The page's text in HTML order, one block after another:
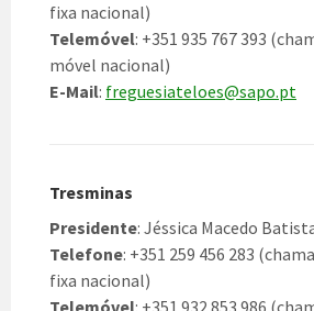
fixa nacional)
Telemóvel: +351 935 767 393
móvel nacional)
E-Mail: freguesiateloes@sapo.pt
Tresminas
Presidente: Jéssica Macedo
Telefone: +351 259 456 283
fixa nacional)
Telemóvel: +351 932 853 986